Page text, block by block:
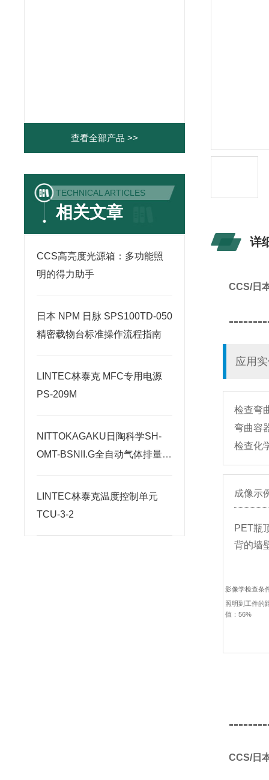
查看全部产品 >>
TECHNICAL ARTICLES
相关文章
CCS高亮度光源箱：多功能照
明的得力助手
日本 NPM 日脉 SPS100TD-050
精密载物台标准操作流程指南
LINTEC林泰克 MFC专用电源
PS-209M
NITTOKAGAKU日陶科学SH-
OMT-BSNII.G全自动气体排量型
LINTEC林泰克温度控制单元
TCU-3-2
详
CCS/日
应用
检查弯
弯曲容
检查化
成像示
PET瓶
背的墙
影像学检查条
照明到工件的
值：56%
CCS/日